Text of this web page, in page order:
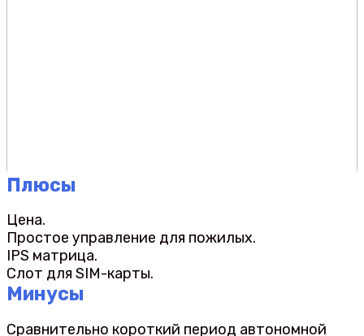
Плюсы
Цена.
Простое управление для пожилых.
IPS матрица.
Слот для SIM-карты.
Минусы
Сравнительно короткий период автономной